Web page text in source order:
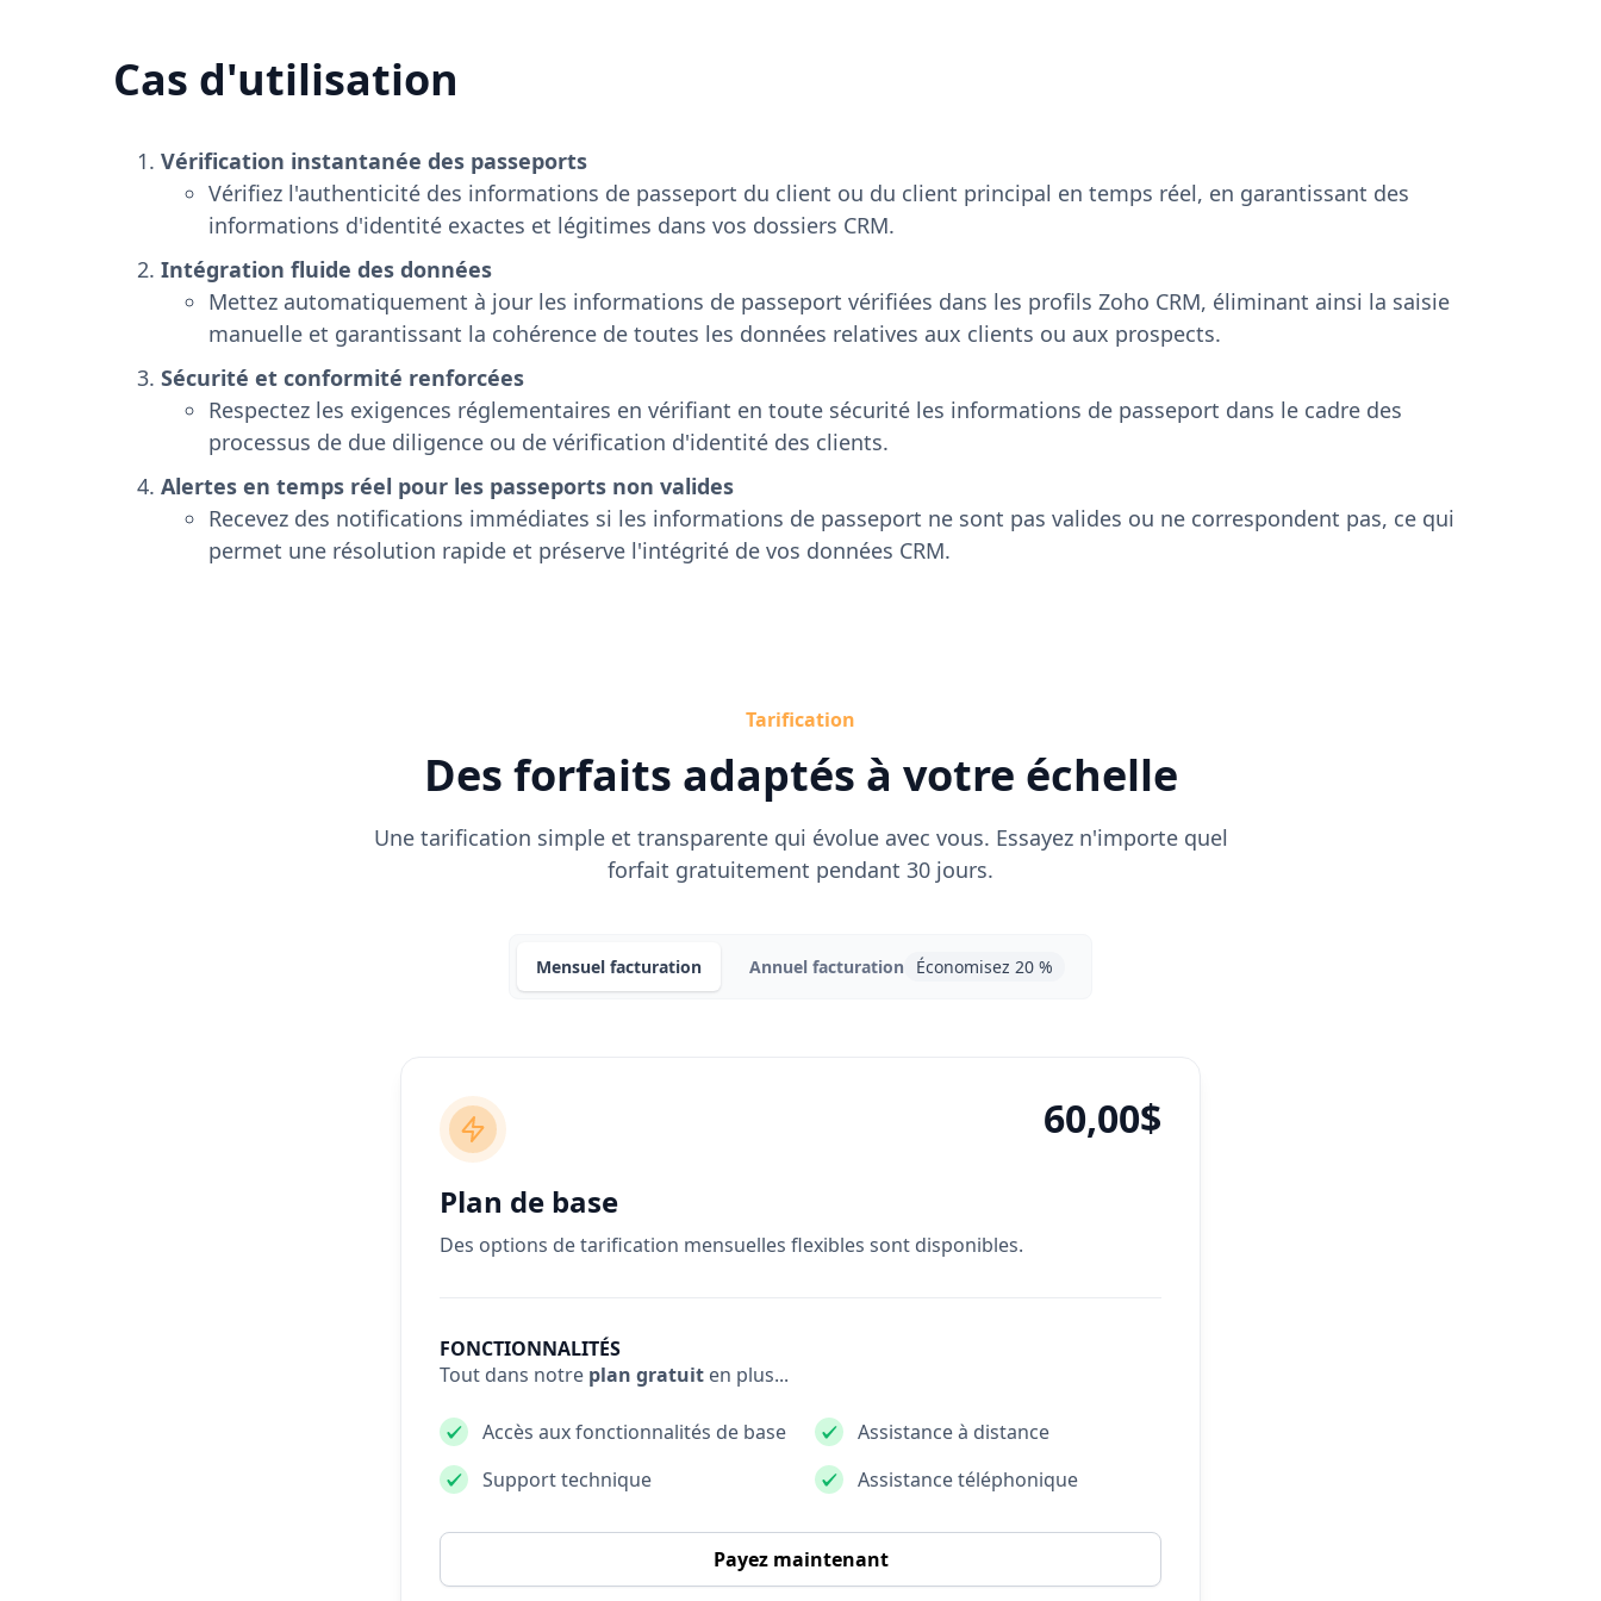
Cas d'utilisation
Vérification instantanée des passeports
Vérifiez l'authenticité des informations de passeport du client ou du client principal en temps réel, en garantissant des
informations d'identité exactes et légitimes dans vos dossiers CRM.
Intégration fluide des données
Mettez automatiquement à jour les informations de passeport vérifiées dans les profils Zoho CRM, éliminant ainsi la saisie
manuelle et garantissant la cohérence de toutes les données relatives aux clients ou aux prospects.
Sécurité et conformité renforcées
Respectez les exigences réglementaires en vérifiant en toute sécurité les informations de passeport dans le cadre des
processus de due diligence ou de vérification d'identité des clients.
Alertes en temps réel pour les passeports non valides
Recevez des notifications immédiates si les informations de passeport ne sont pas valides ou ne correspondent pas, ce qui
permet une résolution rapide et préserve l'intégrité de vos données CRM.
Tarification
Des forfaits adaptés à votre échelle
Une tarification simple et transparente qui évolue avec vous. Essayez n'importe quel
forfait gratuitement pendant 30 jours.
Mensuel facturation Annuel facturation Économisez 20 %
Plan de base
Des options de tarification mensuelles flexibles sont disponibles.
60,00$
FONCTIONNALITÉS
Tout dans notre plan gratuit en plus...
Accès aux fonctionnalités de base
Assistance à distance
Support technique
Assistance téléphonique
Payez maintenant